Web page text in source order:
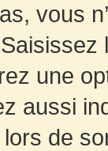
vous
une
aussi
de